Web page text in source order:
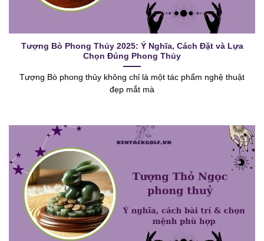
Tượng Bò Phong Thủy 2025: Ý Nghĩa, Cách Đặt và Lựa
Chọn Đúng Phong Thủy
Tượng Bò phong thủy không chỉ là một tác phẩm nghệ thuật
đẹp mắt mà